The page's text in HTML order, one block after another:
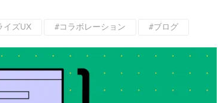
イズUX #コラボレーション #ブログ